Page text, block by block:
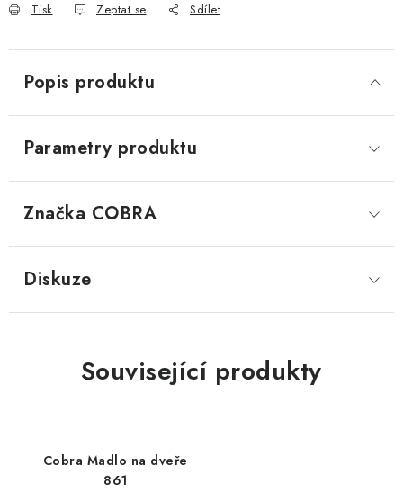
SCHRÁNKY NA KLÍČE
TREZORY
Kontakt O nás OP
Oboroví ODBORNÍCI
Doporučujeme
Tisk Zeptat se Sdílet
Popis produktu
Parametry produktu
Značka COBRA
Diskuze
Související produkty
Cobra Madlo na dveře
861